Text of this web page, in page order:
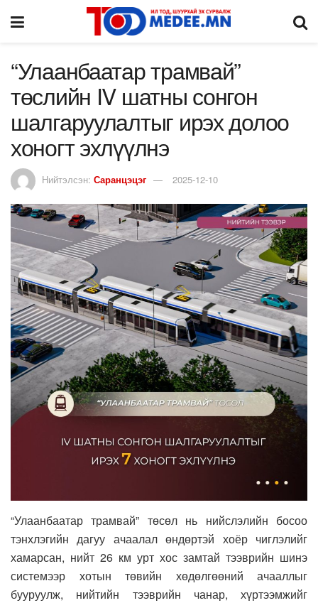
“Улаанбаатар трамвай”
төслийн IV шатны сонгон
шалгаруулалтыг ирэх долоо
хоногт эхлүүлнэ
Нийтэлсэн: Саранцэцэг 2025-12-10
“Улаанбаатар трамвай” төсөл нь нийслэлийн босоо
тэнхлэгийн дагуу ачаалал өндөртэй хоёр чиглэлийг
хамарсан, нийт 26 км урт хос замтай тээврийн шинэ
системээр хотын төвийн хөдөлгөөний ачааллыг
бууруулж, нийтийн тээврийн чанар, хүртээмжийг